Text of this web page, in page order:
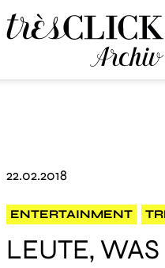
22.02.2018
ENTERTAINMENT
LEUTE,